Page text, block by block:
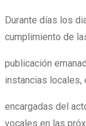
Durante días los
cumplimiento de
publicación
instancias locales,
encargadas del
vocales en las